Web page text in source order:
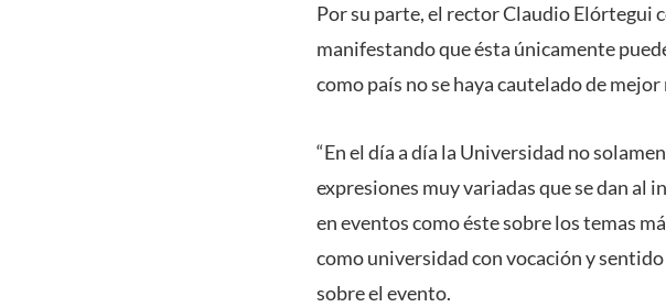
Por su parte, el rector Claudio Elórtegui
manifestando que ésta únicamente
como país no se haya cautelado de
“En el día a día la Universidad no
expresiones muy variadas que se dan al
en eventos como éste sobre los temas
como universidad con vocación y
sobre el evento.